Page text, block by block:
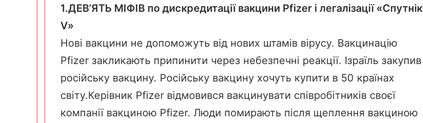
1.ДЕВ’ЯТЬ МІФІВ по дискредитації вакцини Pfizer і легалізації «Спутнік
V»
Нові вакцини не допоможуть від нових штамів вірусу. Вакцинацію
Pfizer закликають припинити через небезпечні реакції. Ізраїль закупив
російську вакцину. Російську вакцину хочуть купити в 50 країнах
світу.Керівник Pfizer відмовився вакцинувати співробітників своєї
компанії вакциною Pfizer. Люди помирають після щеплення вакциною